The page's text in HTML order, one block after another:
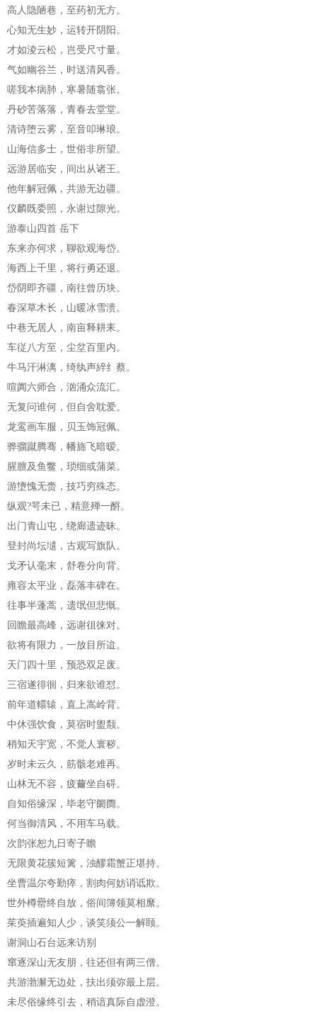
高人隐陋巷，至药初无方。
心知无生妙，运转开阴阳。
才如淩云松，岂受尺寸量。
气如幽谷兰，时送清风香。
嗟我本病肺，寒暑随翕张。
丹砂苦落落，青春去堂堂。
清诗堕云雾，至音叩琳琅。
山海信多士，世俗非所望。
远游居临安，间出从诸王。
他年解冠佩，共游无边疆。
仪麟既委照，永谢过隙光。
游泰山四首 岳下
东来亦何求，聊欲观海岱。
海西上千里，将行勇还退。
岱阴即齐疆，南往曾历块。
春深草木长，山暖冰雪溃。
中巷无居人，南亩释耕耒。
车従八方至，尘坌百里内。
牛马汗淋漓，绮纨声綷纟蔡。
喧阗六师合，汹涌众流汇。
无复问谁何，但自舍耽爱。
龙鸾画车服，贝玉饰冠佩。
骅骝蹴腾骞，幡旆飞暗暧。
腥膻及鱼鳖，琐细或蒲菜。
游墯愧无赍，技巧穷殊态。
纵观?咢未已，精意殚一酹。
出门青山屯，绕廊遗迹昧。
登封尚坛壝，古观写旗队。
戈矛认毫末，舒卷分向背。
雍容太平业，磊落丰碑在。
往事半蓬蒿，遗氓但悲慨。
回瞻最高峰，远谢徂徕对。
欲将有限力，一放目所迨。
天门四十里，预恐双足废。
三宿遂徘徊，归来欲谁怼。
前年道轘辕，直上嵩岭背。
中休强饮食，莫宿时盥颒。
稍知天宇宽，不觉人寰秽。
岁时未云久，筋骸老难再。
山林无不容，疲薾坐自碍。
自知俗缘深，毕老守阛阓。
何当御清风，不用车马载。
次韵张恕九日寄子瞻
无限黄花簇短篱，浊醪霜蟹正堪持。
坐曹温尔夸勤瘁，割肉何妨诮诋欺。
世外樽罍终自放，俗间簿领莫相縻。
茱萸插遍知人少，谈笑须公一解颐。
谢洞山石台远来访别
窜逐深山无友朋，往还但有两三僧。
共游渤澥无边处，扶出须弥最上层。
未尽俗缘终引去，稍谙真际自虚澄。